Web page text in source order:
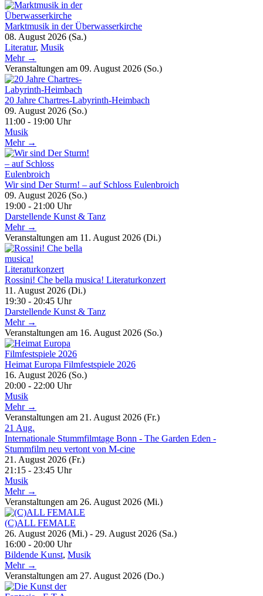
Marktmusik in der Überwasserkirche
08. August 2026 (Sa.)
Literatur, Musik
Mehr →
Veranstaltungen am 09. August 2026 (So.)
20 Jahre Chartres-Labyrinth-Heimbach
09. August 2026 (So.)
11:00 - 19:00 Uhr
Musik
Mehr →
Wir sind Der Sturm! – auf Schloss Eulenbroich
09. August 2026 (So.)
19:00 - 21:00 Uhr
Darstellende Kunst & Tanz
Mehr →
Veranstaltungen am 11. August 2026 (Di.)
Rossini! Che bella musica! Literaturkonzert
11. August 2026 (Di.)
19:30 - 20:45 Uhr
Darstellende Kunst & Tanz
Mehr →
Veranstaltungen am 16. August 2026 (So.)
Heimat Europa Filmfestspiele 2026
16. August 2026 (So.)
20:00 - 22:00 Uhr
Musik
Mehr →
Veranstaltungen am 21. August 2026 (Fr.)
21 Aug.
Internationale Stummfilmtage Bonn - The Garden Eden -
Stummfilm neu vertont von M-cine
21. August 2026 (Fr.)
21:15 - 23:45 Uhr
Musik
Mehr →
Veranstaltungen am 26. August 2026 (Mi.)
(C)ALL FEMALE
26. August 2026 (Mi.) - 29. August 2026 (Sa.)
16:00 - 20:00 Uhr
Bildende Kunst, Musik
Mehr →
Veranstaltungen am 27. August 2026 (Do.)